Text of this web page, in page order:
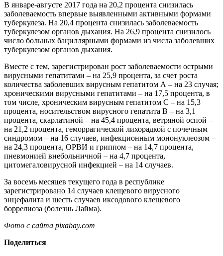
В январе-августе 2017 года на 20,2 процента снизилась
заболеваемость впервые выявленными активными формами
туберкулеза. На 20,4 процента снизилась заболеваемость
туберкулезом органов дыхания. На 26,9 процента снизилось
число больных бациллярными формами из числа заболевших
туберкулезом органов дыхания.
Вместе с тем, зарегистрирован рост заболеваемости острыми
вирусными гепатитами – на 25,9 процента, за счет роста
количества заболевших вирусным гепатитом А – на 23 случая;
хроническими вирусными гепатитами – на 17,5 процента, в
том числе, хроническим вирусным гепатитом С – на 15,3
процента, носительством вирусного гепатита В – на 3,1
процента, скарлатиной – на 45,4 процента, ветряной оспой –
на 21,2 процента, геморрагической лихорадкой с почечным
синдромом – на 16 случаев, инфекционным мононуклеозом –
на 24,3 процента, ОРВИ и гриппом – на 14,7 процента,
пневмонией внебольничной – на 4,7 процента,
цитомегаловирусной инфекцией – на 14 случаев.
За восемь месяцев текущего года в республике
зарегистрировано 14 случаев клещевого вирусного
энцефалита и шесть случаев иксодового клещевого
боррелиоза (болезнь Лайма).
Фото с сайта pixabay.com
Поделиться